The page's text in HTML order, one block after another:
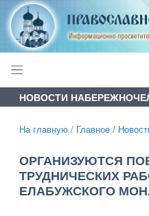
НОВОСТИ
На главную / Главное /
ОРГАНИЗУЮТСЯ
ТРУДНИЧЕСКИХ
ЕЛАБУЖСКОГО